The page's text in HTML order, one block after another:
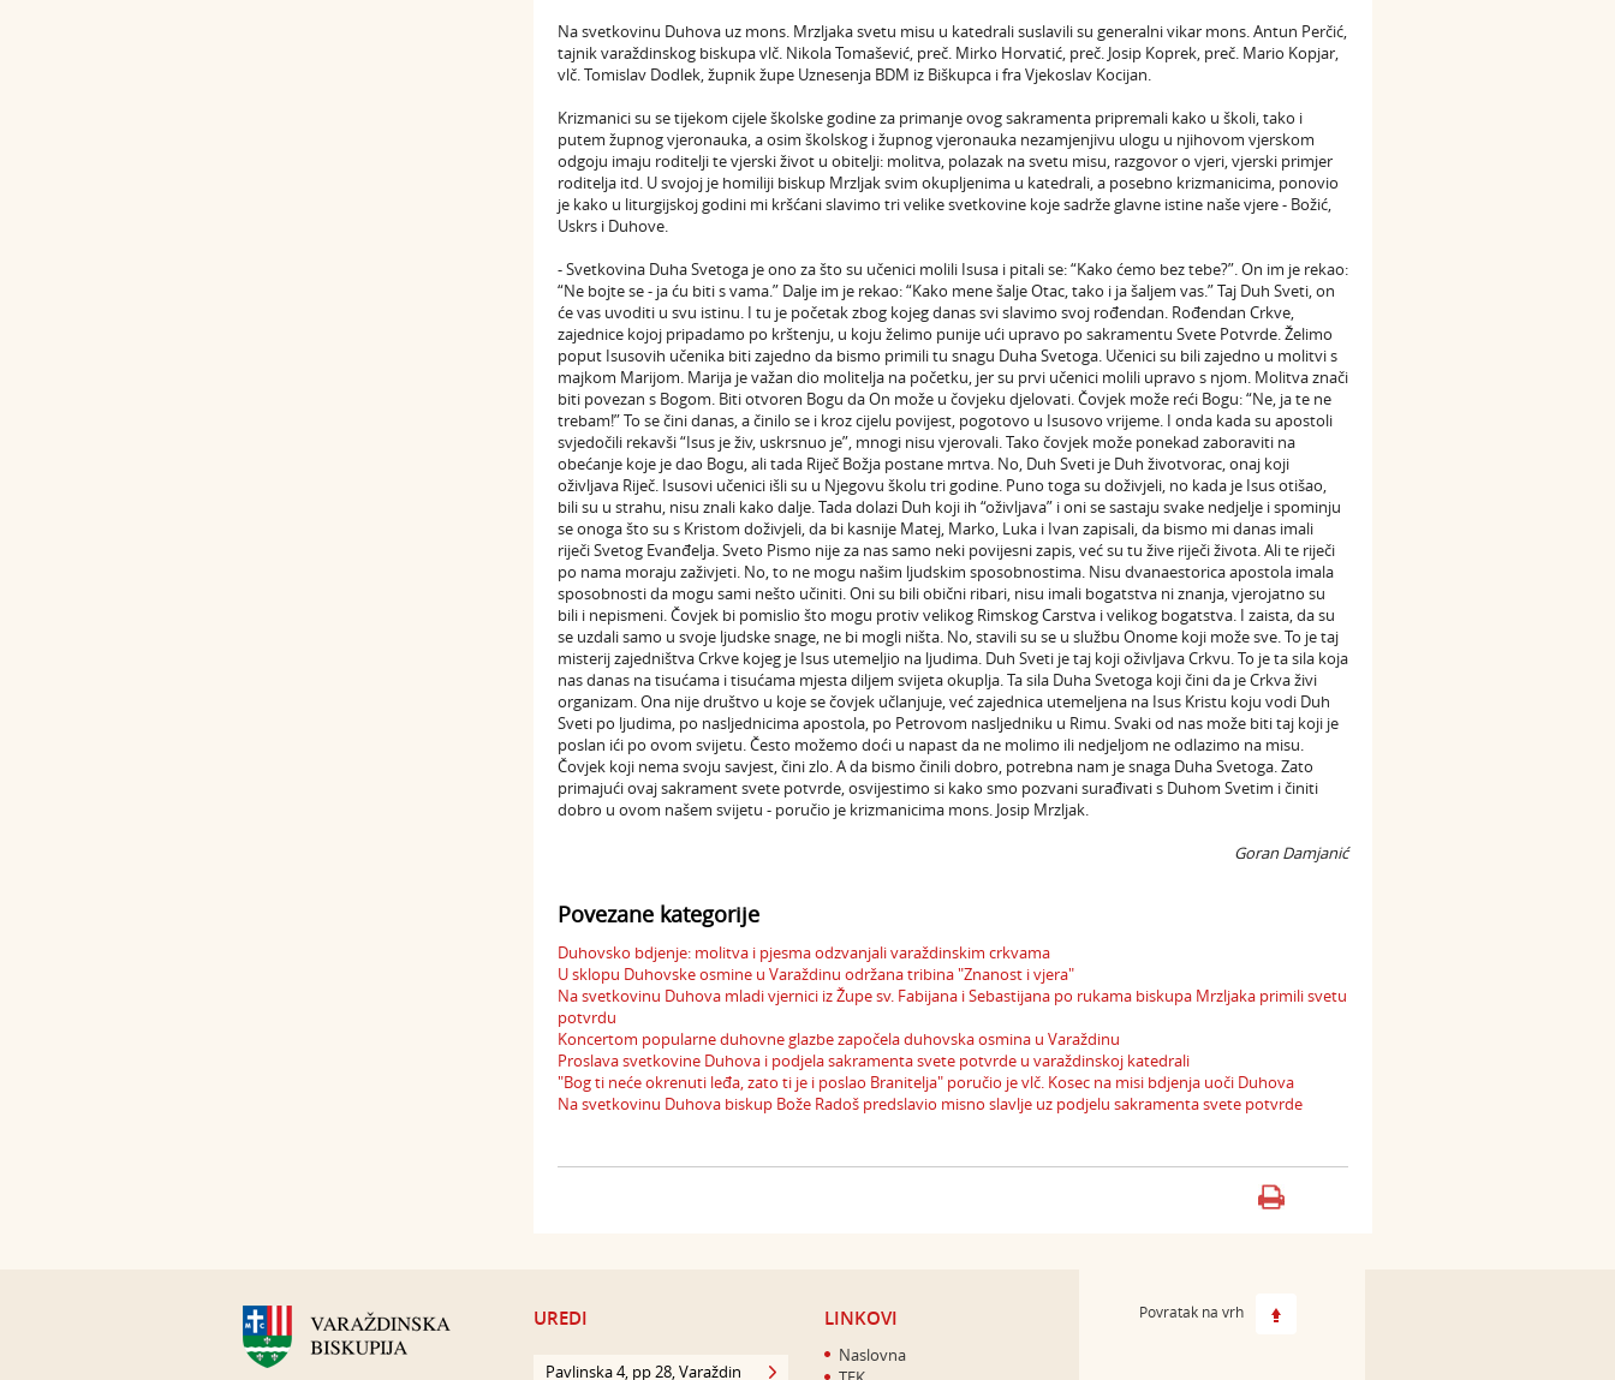
Na svetkovinu Duhova uz mons. Mrzljaka svetu misu u katedrali suslavili su generalni vikar mons. Antun Perčić,
tajnik varaždinskog biskupa vlč. Nikola Tomašević, preč. Mirko Horvatić, preč. Josip Koprek, preč. Mario Kopjar,
vlč. Tomislav Dodlek, župnik župe Uznesenja BDM iz Biškupca i fra Vjekoslav Kocijan.
Krizmanici su se tijekom cijele školske godine za primanje ovog sakramenta pripremali kako u školi, tako i
putem župnog vjeronauka, a osim školskog i župnog vjeronauka nezamjenjivu ulogu u njihovom vjerskom
odgoju imaju roditelji te vjerski život u obitelji: molitva, polazak na svetu misu, razgovor o vjeri, vjerski primjer
roditelja itd. U svojoj je homiliji biskup Mrzljak svim okupljenima u katedrali, a posebno krizmanicima, ponovio
je kako u liturgijskoj godini mi kršćani slavimo tri velike svetkovine koje sadrže glavne istine naše vjere - Božić,
Uskrs i Duhove.
- Svetkovina Duha Svetoga je ono za što su učenici molili Isusa i pitali se: “Kako ćemo bez tebe?”. On im je rekao:
“Ne bojte se - ja ću biti s vama.” Dalje im je rekao: “Kako mene šalje Otac, tako i ja šaljem vas.” Taj Duh Sveti, on
će vas uvoditi u svu istinu. I tu je početak zbog kojeg danas svi slavimo svoj rođendan. Rođendan Crkve,
zajednice kojoj pripadamo po krštenju, u koju želimo punije ući upravo po sakramentu Svete Potvrde. Želimo
poput Isusovih učenika biti zajedno da bismo primili tu snagu Duha Svetoga. Učenici su bili zajedno u molitvi s
majkom Marijom. Marija je važan dio molitelja na početku, jer su prvi učenici molili upravo s njom. Molitva znači
biti povezan s Bogom. Biti otvoren Bogu da On može u čovjeku djelovati. Čovjek može reći Bogu: “Ne, ja te ne
trebam!” To se čini danas, a činilo se i kroz cijelu povijest, pogotovo u Isusovo vrijeme. I onda kada su apostoli
svjedočili rekavši “Isus je živ, uskrsnuo je”, mnogi nisu vjerovali. Tako čovjek može ponekad zaboraviti na
obećanje koje je dao Bogu, ali tada Riječ Božja postane mrtva. No, Duh Sveti je Duh životvorac, onaj koji
oživljava Riječ. Isusovi učenici išli su u Njegovu školu tri godine. Puno toga su doživjeli, no kada je Isus otišao,
bili su u strahu, nisu znali kako dalje. Tada dolazi Duh koji ih “oživljava” i oni se sastaju svake nedjelje i spominju
se onoga što su s Kristom doživjeli, da bi kasnije Matej, Marko, Luka i Ivan zapisali, da bismo mi danas imali
riječi Svetog Evanđelja. Sveto Pismo nije za nas samo neki povijesni zapis, već su tu žive riječi života. Ali te riječi
po nama moraju zaživjeti. No, to ne mogu našim ljudskim sposobnostima. Nisu dvanaestorica apostola imala
sposobnosti da mogu sami nešto učiniti. Oni su bili obični ribari, nisu imali bogatstva ni znanja, vjerojatno su
bili i nepismeni. Čovjek bi pomislio što mogu protiv velikog Rimskog Carstva i velikog bogatstva. I zaista, da su
se uzdali samo u svoje ljudske snage, ne bi mogli ništa. No, stavili su se u službu Onome koji može sve. To je taj
misterij zajedništva Crkve kojeg je Isus utemeljio na ljudima. Duh Sveti je taj koji oživljava Crkvu. To je ta sila koja
nas danas na tisućama i tisućama mjesta diljem svijeta okuplja. Ta sila Duha Svetoga koji čini da je Crkva živi
organizam. Ona nije društvo u koje se čovjek učlanjuje, već zajednica utemeljena na Isus Kristu koju vodi Duh
Sveti po ljudima, po nasljednicima apostola, po Petrovom nasljedniku u Rimu. Svaki od nas može biti taj koji je
poslan ići po ovom svijetu. Često možemo doći u napast da ne molimo ili nedjeljom ne odlazimo na misu.
Čovjek koji nema svoju savjest, čini zlo. A da bismo činili dobro, potrebna nam je snaga Duha Svetoga. Zato
primajući ovaj sakrament svete potvrde, osvijestimo si kako smo pozvani surađivati s Duhom Svetim i činiti
dobro u ovom našem svijetu - poručio je krizmanicima mons. Josip Mrzljak.
Goran Damjanić
Povezane kategorije
Duhovsko bdjenje: molitva i pjesma odzvanjali varaždinskim crkvama
U sklopu Duhovske osmine u Varaždinu održana tribina "Znanost i vjera"
Na svetkovinu Duhova mladi vjernici iz Župe sv. Fabijana i Sebastijana po rukama biskupa Mrzljaka primili svetu
potvrdu
Koncertom popularne duhovne glazbe započela duhovska osmina u Varaždinu
Proslava svetkovine Duhova i podjela sakramenta svete potvrde u varaždinskoj katedrali
"Bog ti neće okrenuti leđa, zato ti je i poslao Branitelja" poručio je vlč. Kosec na misi bdjenja uoči Duhova
Na svetkovinu Duhova biskup Bože Radoš predslavio misno slavlje uz podjelu sakramenta svete potvrde
UREDI
Pavlinska 4, pp 28, Varaždin
LINKOVI
Naslovna
Povratak na vrh